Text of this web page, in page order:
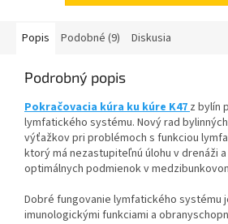
Popis Podobné (9) Diskusia
Podrobný popis
Pokračovacia kúra ku kúre K47 z bylín
lymfatického systému. Nový rad
výťažkov pri problémoch s funkciou
ktorý má nezastupiteľnú úlohu v drenáži
optimálnych podmienok v
Dobré fungovanie lymfatického systému
imunologickými funkciami a